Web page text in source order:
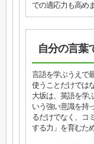
での適応力も高め
自分の言葉
言語を学ぶうえで
使うことだけでは
大坂は、英語を学
いう強い意識を持
るだけでなく、コ
する力」を育むた